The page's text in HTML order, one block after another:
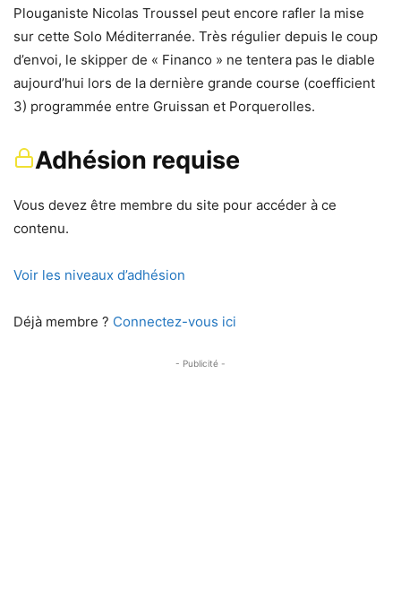
Plouganiste Nicolas Troussel peut encore rafler la mise
sur cette Solo Méditerranée. Très régulier depuis le coup
d’envoi, le skipper de « Financo » ne tentera pas le diable
aujourd’hui lors de la dernière grande course (coefficient
3) programmée entre Gruissan et Porquerolles.
Adhésion requise
Vous devez être membre du site pour accéder à ce
contenu.
Voir les niveaux d’adhésion
Déjà membre ? Connectez-vous ici
- Publicité -